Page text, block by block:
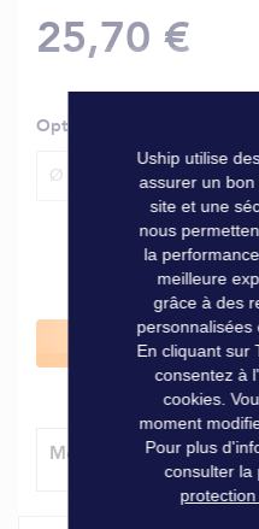
25,70 €
Options
Ø 10 mm, L. 110 mm,
Modes de livraison
Uship utilise
assurer un
site et une
nous
la
meilleure
grâce à des
personnalisées
En cliquant sur
consentez à
cookies.
moment
Pour plus
consulter la